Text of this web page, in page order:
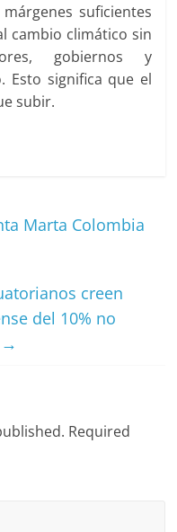
suficientes
cambio climático sin
gobiernos y
Esto significa que el
subir.
Marta Colombia
creen
del 10% no
→
Required